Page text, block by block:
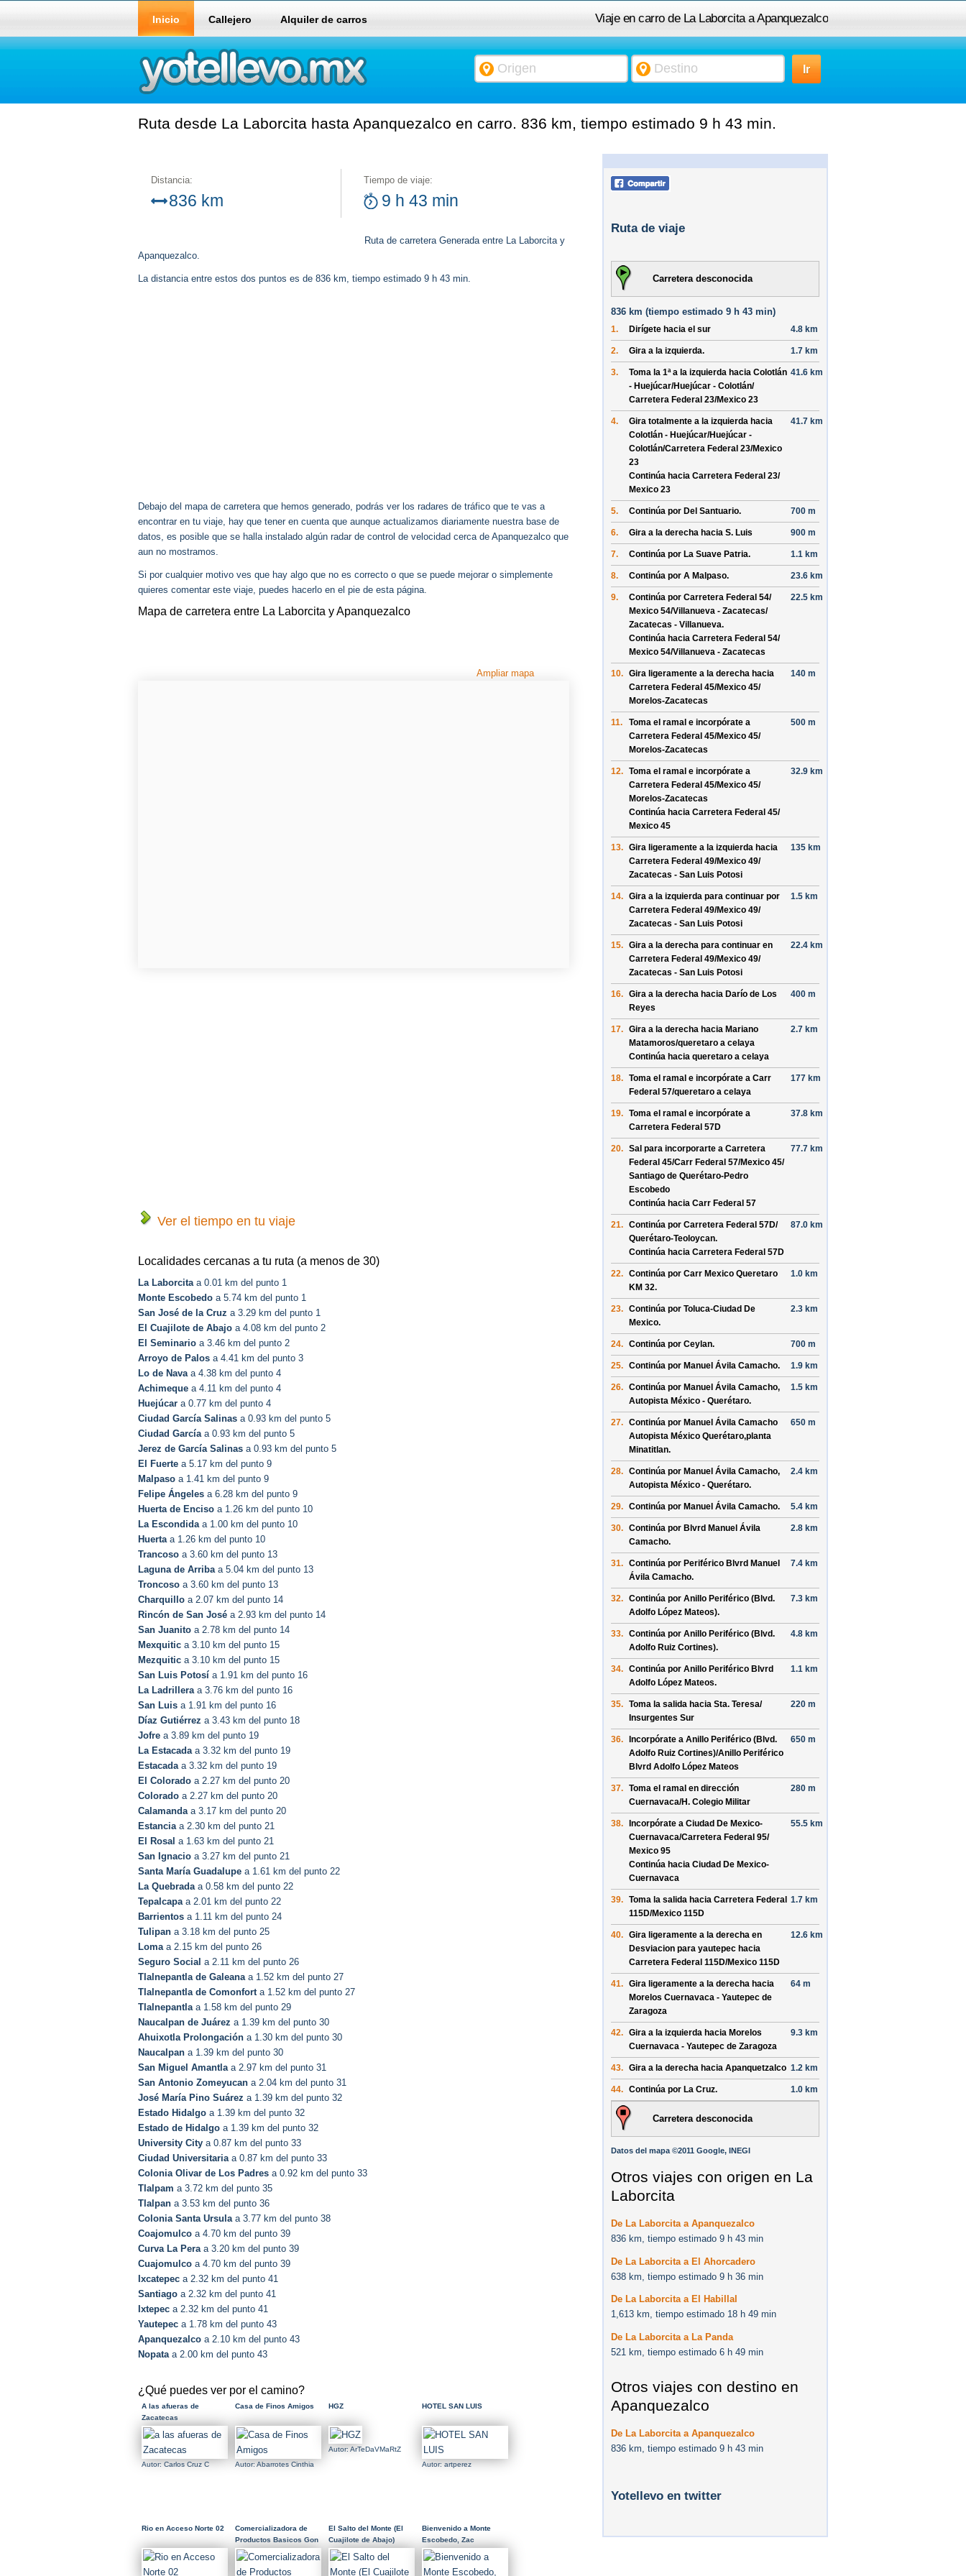
Viaje en carro de La Laborcita a Apanquezalco
Inicio Callejero Alquiler de carros
Ruta desde La Laborcita hasta Apanquezalco en carro. 836 km, tiempo estimado 9 h 43 min.
Distancia:
836 km
Tiempo de viaje:
9 h 43 min
Ruta de carretera Generada entre La Laborcita y
Apanquezalco.
La distancia entre estos dos puntos es de 836 km, tiempo estimado 9 h 43 min.
Debajo del mapa de carretera que hemos generado, podrás ver los radares de tráfico que te vas a
encontrar en tu viaje, hay que tener en cuenta que aunque actualizamos diariamente nuestra base de
datos, es posible que se halla instalado algún radar de control de velocidad cerca de Apanquezalco que
aun no mostramos.
Si por cualquier motivo ves que hay algo que no es correcto o que se puede mejorar o simplemente
quieres comentar este viaje, puedes hacerlo en el pie de esta página.
Mapa de carretera entre La Laborcita y Apanquezalco
Ampliar mapa
Ver el tiempo en tu viaje
Localidades cercanas a tu ruta (a menos de 30)
La Laborcitaa 0.01 km del punto 1
Monte Escobedo a 5.74 km del punto 1
San José de la Cruz a 3.29 km del punto 1
El Cuajilote de Abajo a 4.08 km del punto 2
El Seminario a 3.46 km del punto 2
Arroyo de Palos a 4.41 km del punto 3
Lo de Navaa 4.38 km del punto 4
Achimeque a 4.11 km del punto 4
Huejúcar a 0.77 km del punto 4
Ciudad García Salinas a 0.93 km del punto 5
Ciudad Garcíaa 0.93 km del punto 5
Jerez de García Salinas a 0.93 km del punto 5
El Fuerte a 5.17 km del punto 9
Malpaso a 1.41 km del punto 9
Felipe Ángeles a 6.28 km del punto 9
Huerta de Enciso a 1.26 km del punto 10
La Escondidaa 1.00 km del punto 10
Huertaa 1.26 km del punto 10
Trancoso a 3.60 km del punto 13
Laguna de Arribaa 5.04 km del punto 13
Troncoso a 3.60 km del punto 13
Charquillo a 2.07 km del punto 14
Rincón de San José a 2.93 km del punto 14
San Juanito a 2.78 km del punto 14
Mexquitic a 3.10 km del punto 15
Mezquitic a 3.10 km del punto 15
San Luis Potosí a 1.91 km del punto 16
La Ladrilleraa 3.76 km del punto 16
San Luis a 1.91 km del punto 16
Díaz Gutiérrez a 3.43 km del punto 18
Jofre a 3.89 km del punto 19
La Estacadaa 3.32 km del punto 19
Estacadaa 3.32 km del punto 19
El Colorado a 2.27 km del punto 20
Colorado a 2.27 km del punto 20
Calamandaa 3.17 km del punto 20
Estanciaa 2.30 km del punto 21
El Rosal a 1.63 km del punto 21
San Ignacio a 3.27 km del punto 21
Santa María Guadalupe a 1.61 km del punto 22
La Quebradaa 0.58 km del punto 22
Tepalcapaa 2.01 km del punto 22
Barrientos a 1.11 km del punto 24
Tulipan a 3.18 km del punto 25
Lomaa 2.15 km del punto 26
Seguro Social a 2.11 km del punto 26
Tlalnepantla de Galeanaa 1.52 km del punto 27
Tlalnepantla de Comonforta 1.52 km del punto 27
Tlalnepantlaa 1.58 km del punto 29
Naucalpan de Juárez a 1.39 km del punto 30
Ahuixotla Prolongación a 1.30 km del punto 30
Naucalpan a 1.39 km del punto 30
San Miguel Amantlaa 2.97 km del punto 31
San Antonio Zomeyucan a 2.04 km del punto 31
José María Pino Suárez a 1.39 km del punto 32
Estado Hidalgo a 1.39 km del punto 32
Estado de Hidalgo a 1.39 km del punto 32
University City a 0.87 km del punto 33
Ciudad Universitariaa 0.87 km del punto 33
Colonia Olivar de Los Padres a 0.92 km del punto 33
Tlalpam a 3.72 km del punto 35
Tlalpan a 3.53 km del punto 36
Colonia Santa Ursulaa 3.77 km del punto 38
Coajomulco a 4.70 km del punto 39
Curva La Peraa 3.20 km del punto 39
Cuajomulco a 4.70 km del punto 39
Ixcatepec a 2.32 km del punto 41
Santiago a 2.32 km del punto 41
Ixtepec a 2.32 km del punto 41
Yautepec a 1.78 km del punto 43
Apanquezalco a 2.10 km del punto 43
Nopataa 2.00 km del punto 43
¿Qué puedes ver por el camino?
A las afueras de
Zacatecas
Autor: Carlos Cruz C
Casa de Finos Amigos
Autor: Abarrotes Cinthia
HGZ
Autor: ArTeDaVMaRtZ
HOTEL SAN LUIS
Autor: artperez
Rio en Acceso Norte 02
Comercializadora de
Productos Basicos Gon
Fer
El Salto del Monte (El
Cuajilote de Abajo)
Bienvenido a Monte
Escobedo, Zac
Ruta de viaje
Carretera desconocida
836 km (tiempo estimado 9 h 43 min)
1. Dirígete hacia el sur 4.8 km
2. Gira a la izquierda. 1.7 km
3. Toma la 1ª a la izquierda hacia Colotlán
- Huejúcar/Huejúcar - Colotlán/
Carretera Federal 23/Mexico 23
41.6 km
4.
Gira totalmente a la izquierda hacia
Colotlán - Huejúcar/Huejúcar -
Colotlán/Carretera Federal 23/Mexico
23
Continúa hacia Carretera Federal 23/
Mexico 23
41.7 km
5. Continúa por Del Santuario. 700 m
6. Gira a la derecha hacia S. Luis 900 m
7. Continúa por La Suave Patria. 1.1 km
8. Continúa por A Malpaso. 23.6 km
9. Continúa por Carretera Federal 54/
Mexico 54/Villanueva - Zacatecas/
Zacatecas - Villanueva.
Continúa hacia Carretera Federal 54/
Mexico 54/Villanueva - Zacatecas
22.5 km
10. Gira ligeramente a la derecha hacia
Carretera Federal 45/Mexico 45/
Morelos-Zacatecas
140 m
11.
Toma el ramal e incorpórate a
Carretera Federal 45/Mexico 45/
Morelos-Zacatecas
500 m
12. Toma el ramal e incorpórate a
Carretera Federal 45/Mexico 45/
Morelos-Zacatecas
Continúa hacia Carretera Federal 45/
Mexico 45
32.9 km
13. Gira ligeramente a la izquierda hacia
Carretera Federal 49/Mexico 49/
Zacatecas - San Luis Potosi
135 km
14. Gira a la izquierda para continuar por
Carretera Federal 49/Mexico 49/
Zacatecas - San Luis Potosi
1.5 km
15. Gira a la derecha para continuar en
Carretera Federal 49/Mexico 49/
Zacatecas - San Luis Potosi
22.4 km
16. Gira a la derecha hacia Darío de Los
Reyes
400 m
17. Gira a la derecha hacia Mariano
Matamoros/queretaro a celaya
Continúa hacia queretaro a celaya
2.7 km
18. Toma el ramal e incorpórate a Carr
Federal 57/queretaro a celaya
177 km
19. Toma el ramal e incorpórate a
Carretera Federal 57D
37.8 km
20. Sal para incorporarte a Carretera
Federal 45/Carr Federal 57/Mexico 45/
Santiago de Querétaro-Pedro
Escobedo
Continúa hacia Carr Federal 57
77.7 km
21. Continúa por Carretera Federal 57D/
Querétaro-Teoloycan.
Continúa hacia Carretera Federal 57D
87.0 km
22. Continúa por Carr Mexico Queretaro
KM 32.
1.0 km
23. Continúa por Toluca-Ciudad De
Mexico.
2.3 km
24. Continúa por Ceylan. 700 m
25. Continúa por Manuel Ávila Camacho. 1.9 km
26. Continúa por Manuel Ávila Camacho,
Autopista México - Querétaro.
1.5 km
27. Continúa por Manuel Ávila Camacho
Autopista México Querétaro,planta
Minatitlan.
650 m
28. Continúa por Manuel Ávila Camacho,
Autopista México - Querétaro.
2.4 km
29. Continúa por Manuel Ávila Camacho. 5.4 km
30. Continúa por Blvrd Manuel Ávila
Camacho.
2.8 km
31. Continúa por Periférico Blvrd Manuel
Ávila Camacho.
7.4 km
32. Continúa por Anillo Periférico (Blvd.
Adolfo López Mateos).
7.3 km
33. Continúa por Anillo Periférico (Blvd.
Adolfo Ruiz Cortines).
4.8 km
34. Continúa por Anillo Periférico Blvrd
Adolfo López Mateos.
1.1 km
35. Toma la salida hacia Sta. Teresa/
Insurgentes Sur
220 m
36. Incorpórate a Anillo Periférico (Blvd.
Adolfo Ruiz Cortines)/Anillo Periférico
Blvrd Adolfo López Mateos
650 m
37. Toma el ramal en dirección
Cuernavaca/H. Colegio Militar
280 m
38. Incorpórate a Ciudad De Mexico-
Cuernavaca/Carretera Federal 95/
Mexico 95
Continúa hacia Ciudad De Mexico-
Cuernavaca
55.5 km
39. Toma la salida hacia Carretera Federal
115D/Mexico 115D
1.7 km
40. Gira ligeramente a la derecha en
Desviacion para yautepec hacia
Carretera Federal 115D/Mexico 115D
12.6 km
41. Gira ligeramente a la derecha hacia
Morelos Cuernavaca - Yautepec de
Zaragoza
64 m
42. Gira a la izquierda hacia Morelos
Cuernavaca - Yautepec de Zaragoza
9.3 km
43. Gira a la derecha hacia Apanquetzalco 1.2 km
44. Continúa por La Cruz. 1.0 km
Carretera desconocida
Datos del mapa ©2011 Google, INEGI
Otros viajes con origen en La
Laborcita
De La Laborcita a Apanquezalco
836 km, tiempo estimado 9 h 43 min
De La Laborcita a El Ahorcadero
638 km, tiempo estimado 9 h 36 min
De La Laborcita a El Habillal
1,613 km, tiempo estimado 18 h 49 min
De La Laborcita a La Panda
521 km, tiempo estimado 6 h 49 min
Otros viajes con destino en
Apanquezalco
De La Laborcita a Apanquezalco
836 km, tiempo estimado 9 h 43 min
Yotellevo en twitter